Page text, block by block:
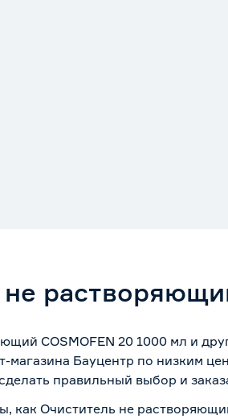
COSMOFEN 20 1000 мл и
магазина Бауцентр по низким
правильный выбор и
как Очиститель не